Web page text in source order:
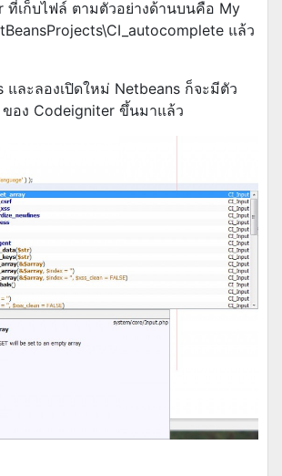
ที่เก็บไฟล์ ตามตัวอย่างด้านบนคือ My
แล้ว
และลองเปิดใหม่ Netbeans ก็จะมีตัว
อง Codeigniter ขึ้นมาแล้ว